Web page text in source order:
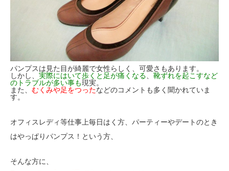
パンプスは見た目が綺麗で女性らしく、可愛さもあります。
しかし、 実際にはいて歩くと足が痛くなる
靴ずれを起こすなど
のトラブルが多い事も現実。
また、 むくみや足をつったなどのコメントも多く聞かれていま
す。
オフィスレディ等仕事上毎日はく方、パーティーやデートのとき
はやっぱりパンプス！という方、
そんな方に、